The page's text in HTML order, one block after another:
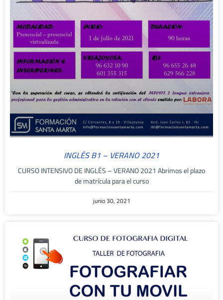
INGLÉS B1 – VERANO 2021
CURSO INTENSIVO DE INGLÉS – VERANO 2021 Abrimos el plazo
de matrícula para el curso
junio 30, 2021